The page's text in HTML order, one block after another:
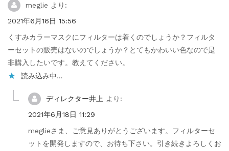
meglie より:
2021年6月16日 15:56
くすみカラーマスクにフィルターは着くのでしょうか？フィルタ
ーセットの販売はないのでしょうか？とてもかわいい色なので是
非購入したいです。教えてください。
読み込み中…
ディレクター井上 より:
2021年6月18日 11:29
meglieさま、ご意見ありがとうございます。フィルターセ
ットを開発しますので、お待ち下さい。引き続きよろしくお